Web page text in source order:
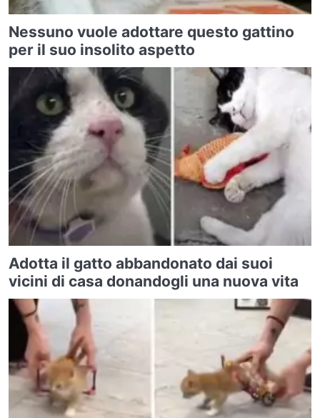
Nessuno vuole adottare questo gattino
per il suo insolito aspetto
Adotta il gatto abbandonato dai suoi
vicini di casa donandogli una nuova vita